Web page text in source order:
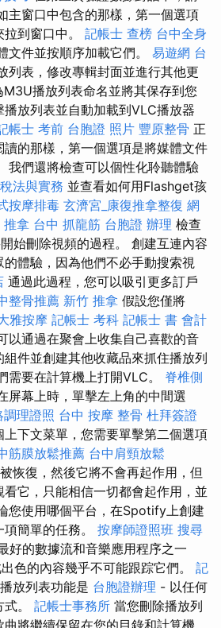
主窗口中包含的那樣，第一個選項
到窗口中。 記帳士 查榜 台中全身
文件並按順序加載它們。 易遊網 台
列表，修改專輯封面並進行其他更
M3U播放列表命名並將其保存到您
放列表並自動加載到VLC播放器
帳士 考前 台胞證 照片 豐原整骨 正
的那樣，第一個選項是將媒體文件
我們還將檢查可以個性化聆聽體驗
法與實務 並查看如何用Flashget孩
按摩排毒 玄濟宮_康復推拿整復 網
推拿 台中 抓龍筋 台胞證 辦理 檢查
始刪除視頻的過程。 創建互連內容
體驗，因為他們不必手動搜索視
通過此過程，您可以吸引更多訂戶
整骨推薦 新竹 推拿 假設您僅將
雅按摩 記帳士 考科 記帳士 書 會計
以通過在聚會上收集自己喜歡的音
件並創建其他收藏品來抓住播放列
需要在計算機上打開VLC。 脊椎側
屏幕上時，單擊左上角的中間選
調理證照 台中 按摩 整骨 杜拜簽證
下文菜單，您需要單擊第二個選項
筋膜放鬆推薦 台中肩頸放鬆
恢復，然後它將不會再起作用，但
它，只能相信一切都會起作用，並
您使用哪個平台，在Spotify上創建
簡單的任務。 按摩師證照班 搜尋
好的數據流和音樂應用程序之一
色的內容幾乎不可能跟踪它們。 記
放列表功能是 台胞證辦理 - 以任何
。 記帳士事務所 當您刪除播放列
將繼續保留在您的目錄和計算機